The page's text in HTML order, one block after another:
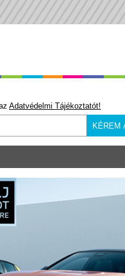
Adatvédelmi Tájékoztatót!